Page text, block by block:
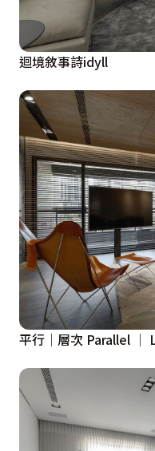
迴境敘事詩idyll
平行│層次 Parallel │